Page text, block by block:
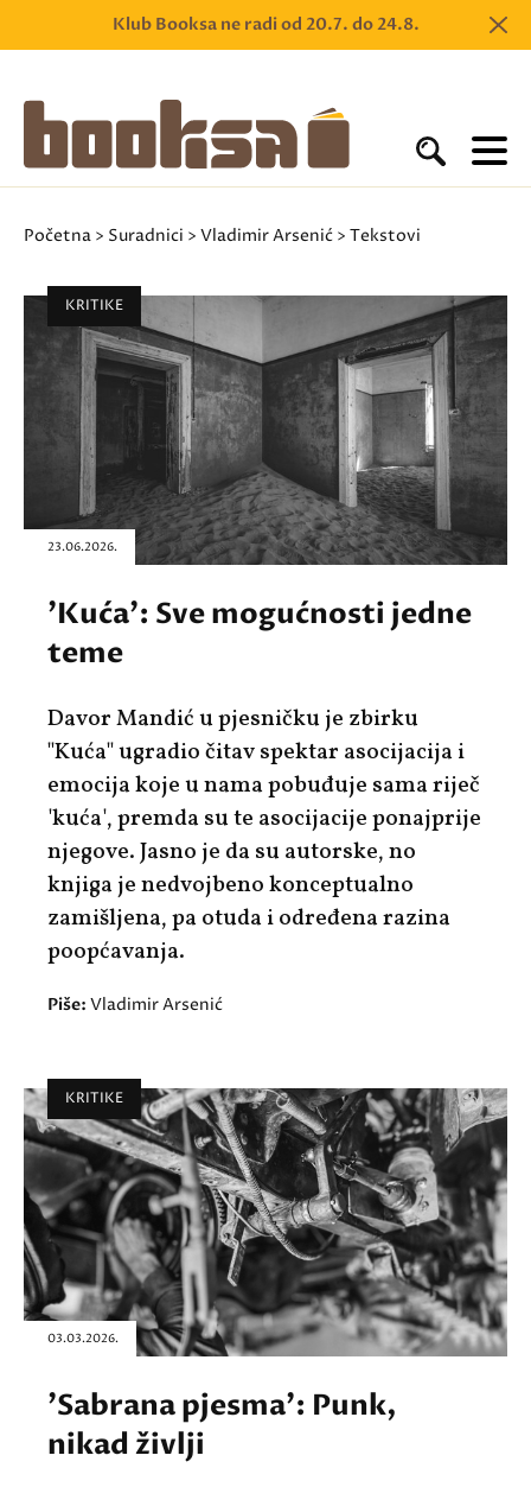
Klub Booksa ne radi od 20.7. do 24.8.
Početna > Suradnici > Vladimir Arsenić > Tekstovi
KRITIKE
23.06.2026.
'Kuća': Sve mogućnosti jedne
teme
Davor Mandić u pjesničku je zbirku
"Kuća" ugradio čitav spektar asocijacija i
emocija koje u nama pobuđuje sama riječ
'kuća', premda su te asocijacije ponajprije
njegove. Jasno je da su autorske, no
knjiga je nedvojbeno konceptualno
zamišljena, pa otuda i određena razina
poopćavanja.
Piše: Vladimir Arsenić
KRITIKE
03.03.2026.
'Sabrana pjesma': Punk,
nikad življi